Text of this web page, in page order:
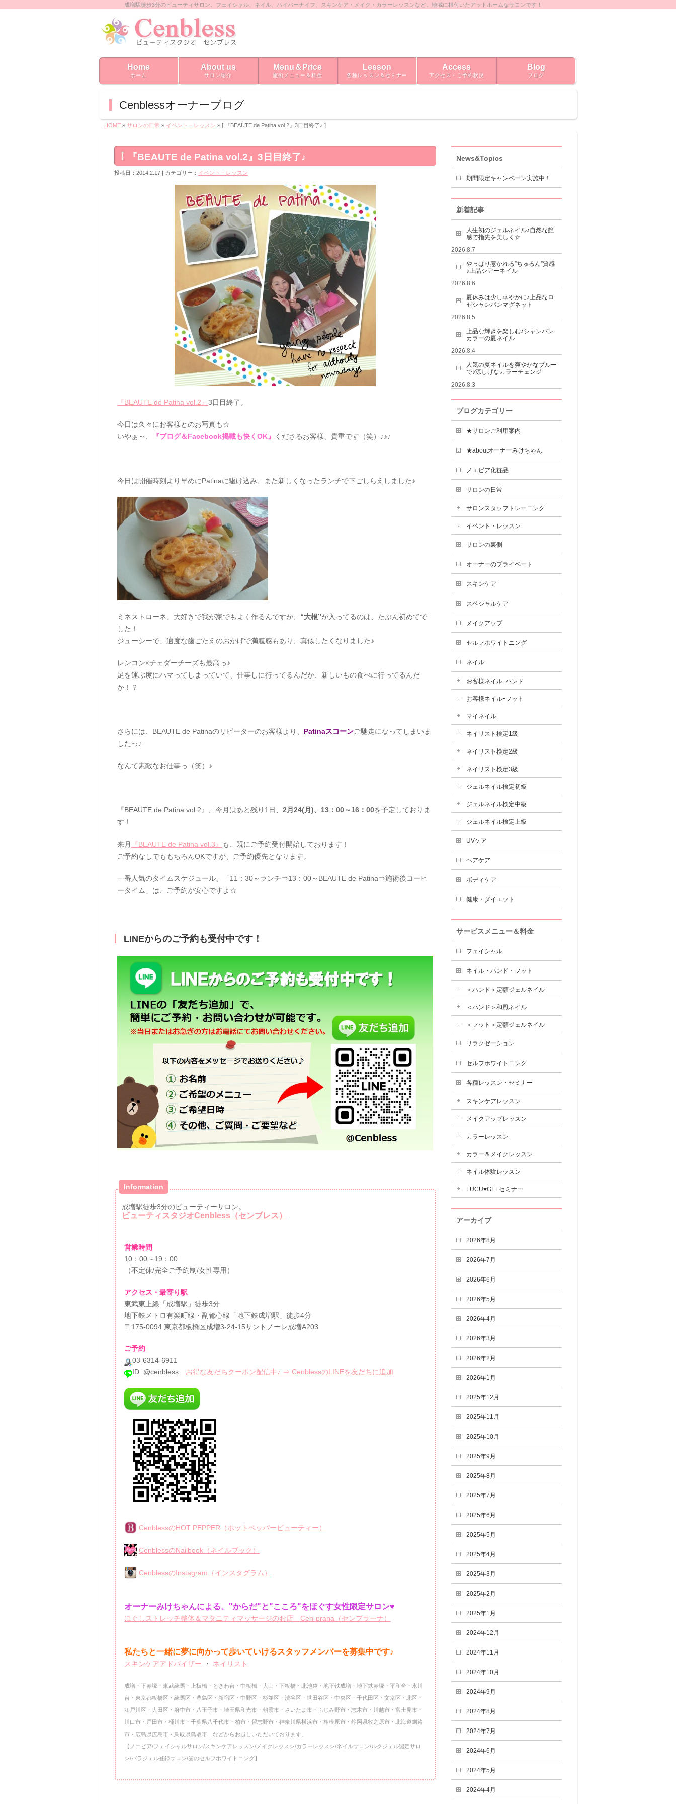
成増駅徒歩3分のビューティサロン。フェイシャル、ネイル、ハイパーナイフ、スキンケア・メイク・カラーレッスンなど。地域に根付いたアットホームなサロンです！
Home
ホーム
About us
サロン紹介
Menu＆Price
施術メニュー＆料金
Lesson
各種レッスン＆セミナー
Access
アクセス・ご予約状況
Blog
ブログ
Cenblessオーナーブログ
HOME » サロンの日常 » イベント・レッスン » [ 『BEAUTE de Patina vol.2』3日目終了♪ ]
『BEAUTE de Patina vol.2』3日目終了♪
投稿日：2014.2.17 | カテゴリー： イベント・レッスン
『BEAUTE de Patina vol.2』 3日目終了。
今日は久々にお客様とのお写真も☆
いやぁ～、
『ブログ＆Facebook掲載も快くOK』 くださるお客様、貴重です（笑）♪♪♪
今日は開催時刻より早めにPatinaに駆け込み、また新しくなったランチで下ごしらえしました♪
ミネストローネ、大好きで我が家でもよく作るんですが、 “大根”が入ってるのは、たぶん初めてで
した！
ジューシーで、適度な歯ごたえのおかげで満腹感もあり、真似したくなりました♪
レンコン×チェダーチーズも最高っ♪
足を運ぶ度にハマってしまっていて、仕事しに行ってるんだか、新しいもの食べに行ってるんだ
か！？
さらには、BEAUTE de Patinaのリピーターのお客様より、 Patinaスコーンご馳走になってしまいま
したっ♪
なんて素敵なお仕事っ（笑）♪
『BEAUTE de Patina vol.2』、今月はあと残り1日、 2月24(月)、13：00～16：00を予定しておりま
す！
来月 『BEAUTE de Patina vol.3』
も、既にご予約受付開始しております！
ご予約なしでももちろんOKですが、ご予約優先となります。
一番人気のタイムスケジュール、「11：30～ランチ⇒13：00～BEAUTE de Patina⇒施術後コーヒ
ータイム」は、ご予約が安心ですよ☆
LINEからのご予約も受付中です！
Information
成増駅徒歩3分のビューティーサロン。
ビューティスタジオCenbless（センブレス）
営業時間
10：00～19：00
（不定休/完全ご予約制/女性専用）
アクセス・最寄り駅
東武東上線「成増駅」徒歩3分
地下鉄メトロ有楽町線・副都心線「地下鉄成増駅」徒歩4分
〒175-0094 東京都板橋区成増3-24-15サントノーレ成増A203
ご予約
03-6314-6911
ID: @cenbless お得な友だちクーポン配信中♪ ⇒ CenblessのLINEを友だちに追加
CenblessのHOT PEPPER（ホットペッパービューティー）
CenblessのNailbook（ネイルブック）
CenblessのInstagram（インスタグラム）
オーナーみけちゃんによる、"からだ"と"こころ"をほぐす女性限定サロン♥
ほぐしストレッチ整体＆マタニティマッサージのお店 Cen-prana（センプラーナ）
私たちと一緒に夢に向かって歩いていけるスタッフメンバーを募集中です♪
スキンケアアドバイザー ・ ネイリスト
成増・下赤塚・東武練馬・上板橋・ときわ台・中板橋・大山・下板橋・北池袋・地下鉄成増・地下鉄赤塚・平和台・氷川
台・東京都板橋区・練馬区・豊島区・新宿区・中野区・杉並区・渋谷区・世田谷区・中央区・千代田区・文京区・北区・
江戸川区・大田区・府中市・八王子市・埼玉県和光市・朝霞市・さいたま市・ふじみ野市・志木市・川越市・富士見市・
川口市・戸田市・桶川市・千葉県八千代市・柏市・習志野市・神奈川県横浜市・相模原市・静岡県牧之原市・北海道釧路
市・広島県広島市・鳥取県鳥取市…などからお越しいただいております。
【ノエビア/フェイシャルサロン/スキンケアレッスン/メイクレッスン/カラーレッスン/ネイルサロン/ルクジェル認定サロ
ン/パラジェル登録サロン/歯のセルフホワイトニング】
News&Topics
期間限定キャンペーン実施中！
新着記事
人生初のジェルネイル♪自然な艶
感で指先を美しく☆
2026.8.7
やっぱり惹かれる”ちゅるん”質感
♪上品シアーネイル
2026.8.6
夏休みは少し華やかに♪上品なロ
ゼシャンパンマグネット
2026.8.5
上品な輝きを楽しむ♪シャンパン
カラーの夏ネイル
2026.8.4
人気の夏ネイルを爽やかなブルー
で♪涼しげなカラーチェンジ
2026.8.3
ブログカテゴリー
★サロンご利用案内
★aboutオーナーみけちゃん
ノエビア化粧品
サロンの日常
サロンスタッフトレーニング
イベント・レッスン
サロンの裏側
オーナーのプライベート
スキンケア
スペシャルケア
メイクアップ
セルフホワイトニング
ネイル
お客様ネイルｰハンド
お客様ネイルｰフット
マイネイル
ネイリスト検定1級
ネイリスト検定2級
ネイリスト検定3級
ジェルネイル検定初級
ジェルネイル検定中級
ジェルネイル検定上級
UVケア
ヘアケア
ボディケア
健康・ダイエット
サービスメニュー＆料金
フェイシャル
ネイル・ハンド・フット
＜ハンド＞定額ジェルネイル
＜ハンド＞和風ネイル
＜フット＞定額ジェルネイル
リラクゼーション
セルフホワイトニング
各種レッスン・セミナー
スキンケアレッスン
メイクアップレッスン
カラーレッスン
カラー＆メイクレッスン
ネイル体験レッスン
LUCU♥GELセミナー
アーカイブ
2026年8月
2026年7月
2026年6月
2026年5月
2026年4月
2026年3月
2026年2月
2026年1月
2025年12月
2025年11月
2025年10月
2025年9月
2025年8月
2025年7月
2025年6月
2025年5月
2025年4月
2025年3月
2025年2月
2025年1月
2024年12月
2024年11月
2024年10月
2024年9月
2024年8月
2024年7月
2024年6月
2024年5月
2024年4月